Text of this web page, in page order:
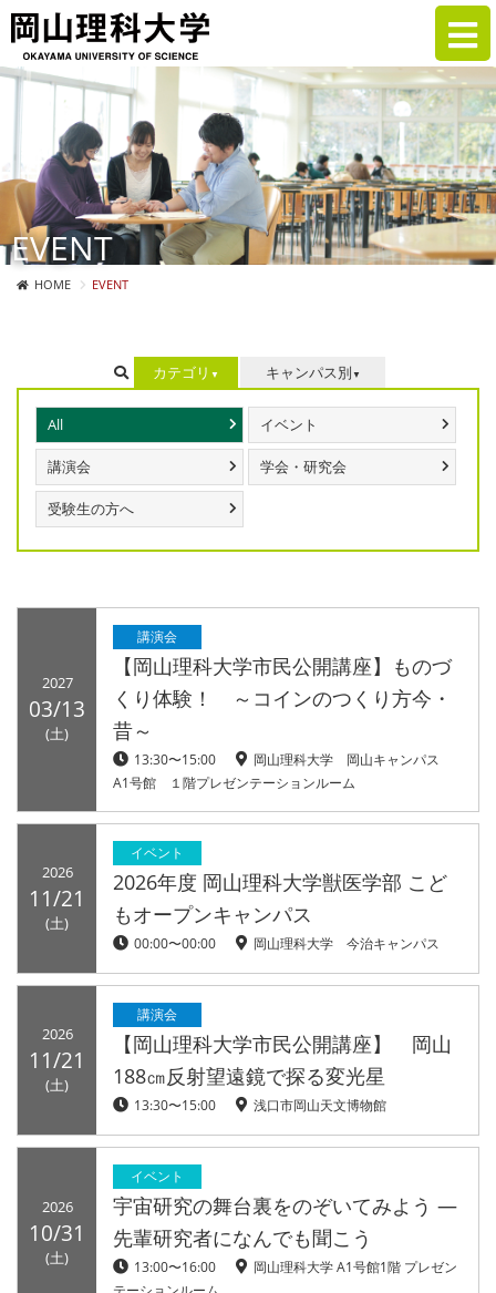
EVENT
HOME EVENT
カテゴリ キャンパス別
All イベント
講演会 学会・研究会
受験生の方へ
2027
03/13
(土)
講演会
【岡山理科大学市民公開講座】ものづ
くり体験！ ～コインのつくり方今・
昔～
13:30〜15:00
岡山理科大学 岡山キャンパス
A1号館 １階プレゼンテーションルーム
2026
11/21
(土)
イベント
2026年度 岡山理科大学獣医学部 こど
もオープンキャンパス
00:00〜00:00 岡山理科大学 今治キャンパス
2026
11/21
(土)
講演会
【岡山理科大学市民公開講座】 岡山
188㎝反射望遠鏡で探る変光星
13:30〜15:00 浅口市岡山天文博物館
2026
10/31
(土)
イベント
宇宙研究の舞台裏をのぞいてみよう ―
先輩研究者になんでも聞こう
13:00〜16:00
岡山理科大学 A1号館1階 プレゼン